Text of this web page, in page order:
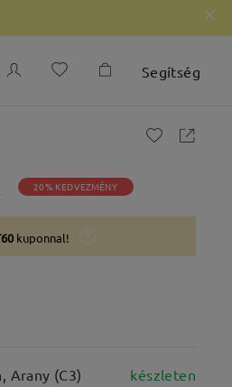
Segítség
20% KEDVEZMÉNY
kuponnal!
Arany (C3) készleten